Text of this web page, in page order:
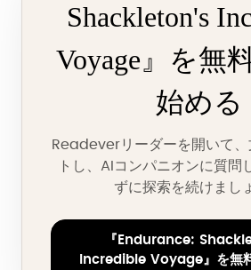
Shackleton's
Voyage』を無
始める
Readeverリーダーを開いて、
トし、AIコンパニオンに質問
ずに探索を続けまし
『Endurance:
Incredible Voyage』を無